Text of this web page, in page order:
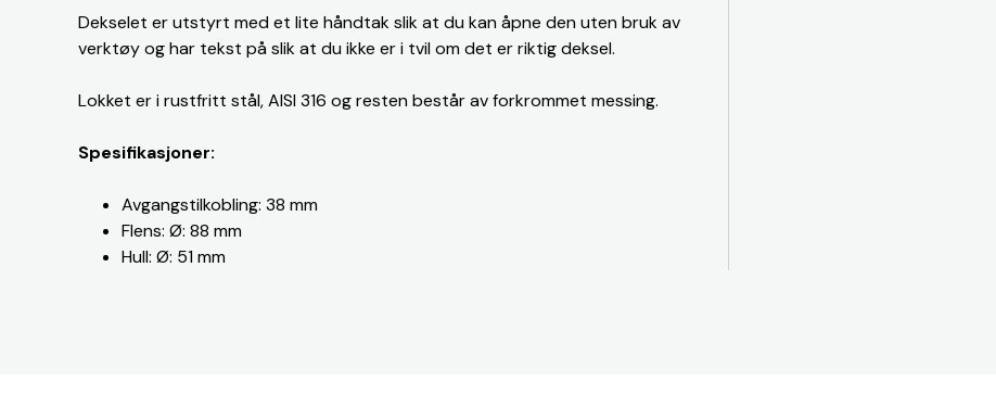
Dekselet er utstyrt med et lite håndtak slik at du kan åpne den uten bruk av
verktøy og har tekst på slik at du ikke er i tvil om det er riktig deksel.
Lokket er i rustfritt stål, AISI 316 og resten består av forkrommet messing.
Spesifikasjoner:
Avgangstilkobling: 38 mm
Flens: Ø: 88 mm
Hull: Ø: 51 mm